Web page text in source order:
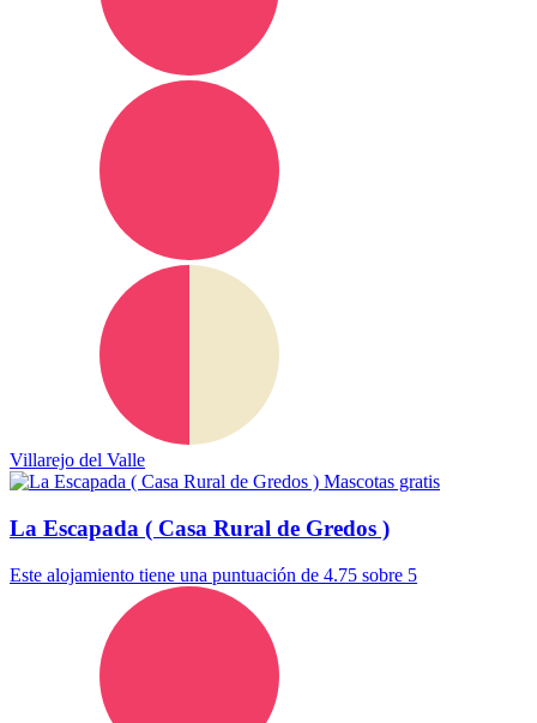
Villarejo del Valle
Mascotas gratis
La Escapada ( Casa Rural de Gredos )
Este alojamiento tiene una puntuación de 4.75 sobre 5